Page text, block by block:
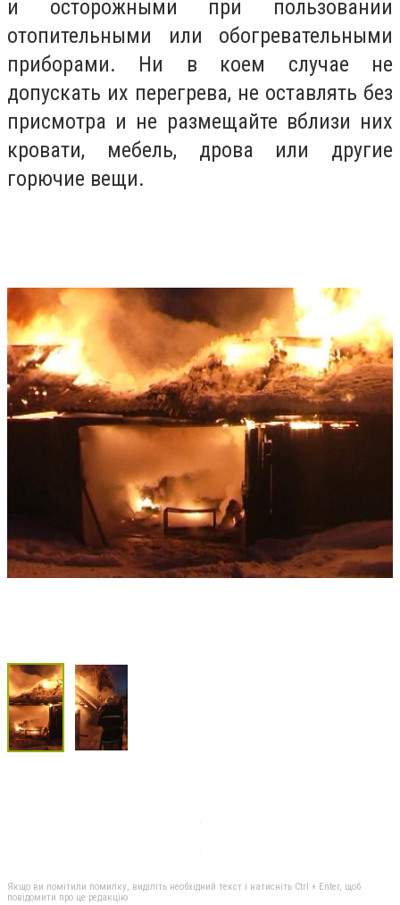
и осторожными при пользовании
отопительными или обогревательными
приборами. Ни в коем случае не
допускать их перегрева, не оставлять без
присмотра и не размещайте вблизи них
кровати, мебель, дрова или другие
горючие вещи.
Якщо ви помітили помилку, виділіть необхідний текст і натисніть Ctrl + Enter, щоб
повідомити про це редакцію